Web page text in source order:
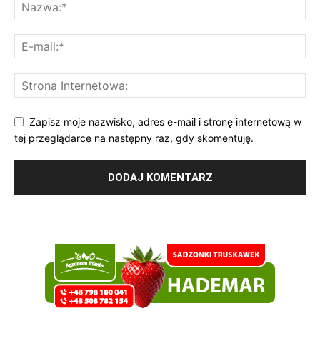
Zapisz moje nazwisko, adres e-mail i stronę internetową w
tej przeglądarce na następny raz, gdy skomentuję.